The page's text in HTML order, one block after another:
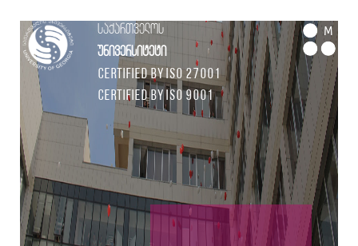
საქართველოს
უნივერსიტეტი
Certified by ISO 27001
Certified by ISO 9001
M